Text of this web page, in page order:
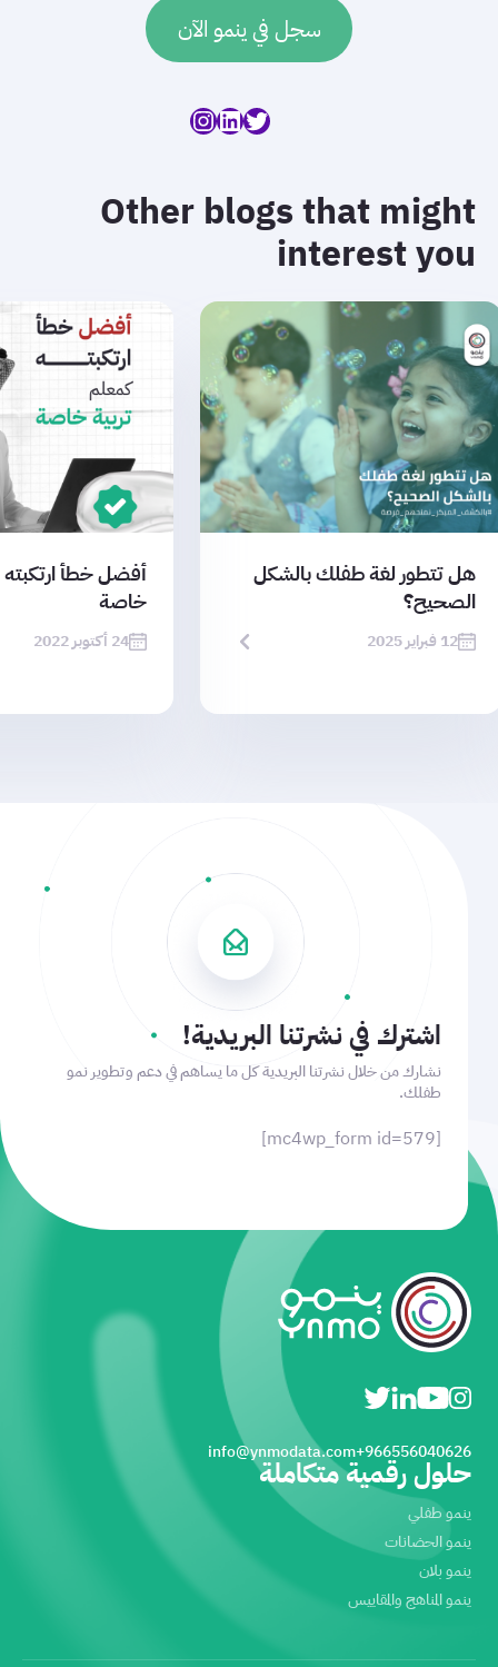
سجل في ينمو الآن
تويتر
لينكد إنإنستجرام
Other blogs that might
interest you
هل تتطور لغة طفلك بالشكل
الصحيح؟
12 فبراير 2025
أفضل خطأ
خاصة
24 أكتوبر 2022
اشترك في نشرتنا البريدية!
نشارك من خلال نشرتنا البريدية كل ما يساهم في دعم وتطوير نمو
طفلك.
[mc4wp_form id=579]
966556040626+
info@ynmodata.com
حلول رقمية متكاملة
ينمو طفلي
ينمو الحضانات
ينمو بلان
ينمو المناهج والمقاييس